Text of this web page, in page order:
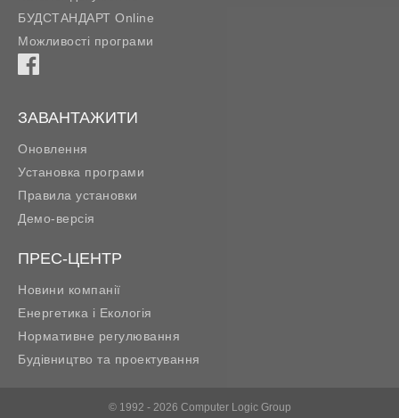
БУДСТАНДАРТ Online
Можливості програми
ЗАВАНТАЖИТИ
Оновлення
Установка програми
Правила установки
Демо-версія
ПРЕС-ЦЕНТР
Новини компанії
Енергетика і Екологія
Нормативне регулювання
Будівництво та проектування
© 1992 - 2026 Computer Logic Group